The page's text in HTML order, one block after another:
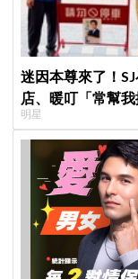
迷因本尊來了！
店、暖叮「常幫
子不能脫粉了
明星